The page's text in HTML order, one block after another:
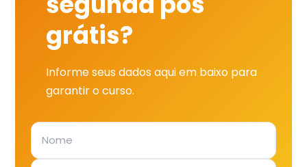
grátis?
Informe seus dados aqui em baixo para
garantir o curso.